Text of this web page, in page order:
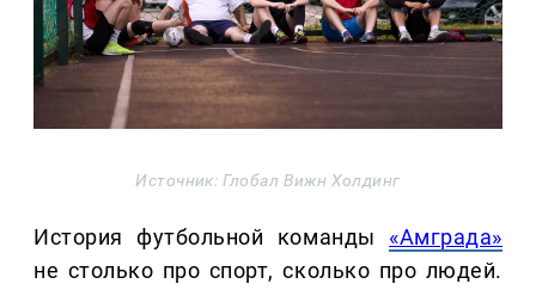
Источник: Глобал Вижн Холдинг
История футбольной команды «Амграда»
не столько про спорт, сколько про людей.